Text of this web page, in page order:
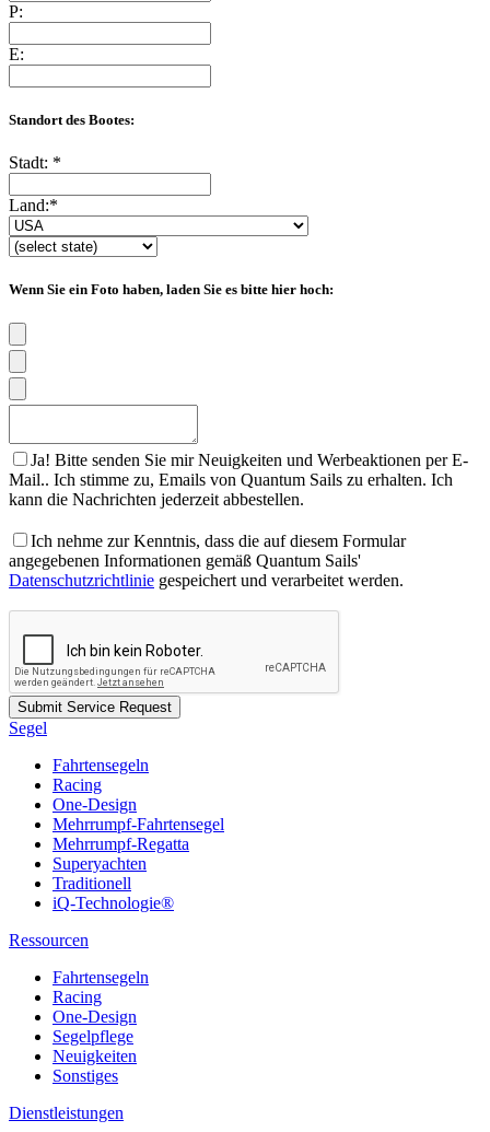
P:
E:
Standort des Bootes:
Stadt: *
Land:*
Wenn Sie ein Foto haben, laden Sie es bitte hier hoch:
Ja! Bitte senden Sie mir Neuigkeiten und Werbeaktionen per E-
Mail.. Ich stimme zu, Emails von Quantum Sails zu erhalten. Ich
kann die Nachrichten jederzeit abbestellen.
Ich nehme zur Kenntnis, dass die auf diesem Formular
angegebenen Informationen gemäß Quantum Sails'
Datenschutzrichtlinie gespeichert und verarbeitet werden.
Segel
Fahrtensegeln
Racing
One-Design
Mehrrumpf-Fahrtensegel
Mehrrumpf-Regatta
Superyachten
Traditionell
iQ-Technologie®
Ressourcen
Fahrtensegeln
Racing
One-Design
Segelpflege
Neuigkeiten
Sonstiges
Dienstleistungen